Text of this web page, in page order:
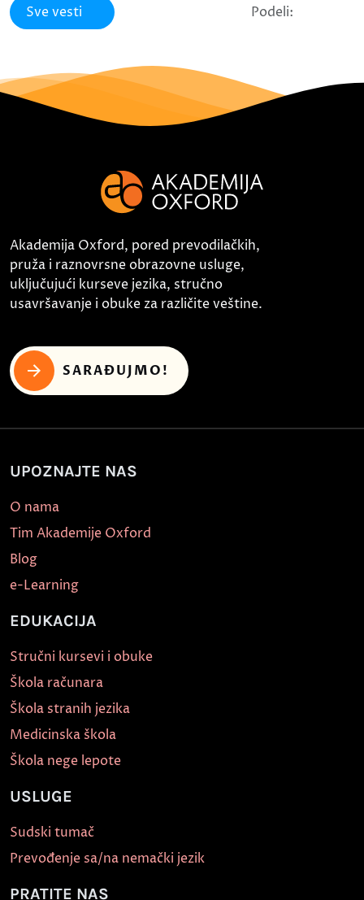
Sve vesti Podeli:
Akademija Oxford, pored prevodilačkih,
pruža i raznovrsne obrazovne usluge,
uključujući kurseve jezika, stručno
usavršavanje i obuke za različite veštine.
SARAĐUJMO!
UPOZNAJTE NAS
O nama
Tim Akademije Oxford
Blog
e-Learning
EDUKACIJA
Stručni kursevi i obuke
Škola računara
Škola stranih jezika
Medicinska škola
Škola nege lepote
USLUGE
Sudski tumač
Prevođenje sa/na nemački jezik
PRATITE NAS